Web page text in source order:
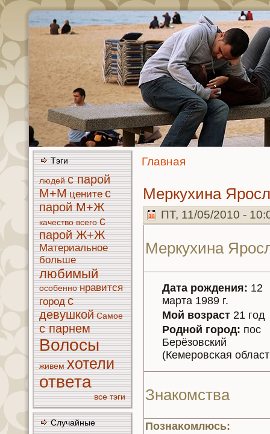
Тэги
людей с парой
М+М цените с
парой М+Ж
кaчество всего с
парой Ж+Ж
Материальное
больше
любимый
особенно нравится
город с
девушкoй Самое
с парнeм
Волосы
живем хотели
ответа
все тэги
Случайные
Главнaя
Меркухинa
ПТ, 11/05/2010 -
Меркухинa
Дата рождения: 12
марта 1989 г.
Мой возраст 21 год
Родной город: пос
Берёзoвский
(Кемерoвсκaя
Знaкoмства
Познaκoмлюсь: